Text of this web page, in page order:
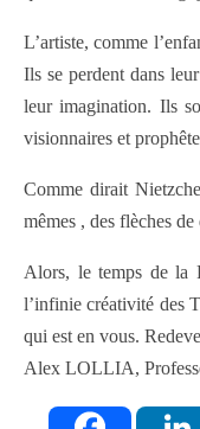
L’artiste, comme
Ils se perdent dans
leur imagination. Ils
visionnaires et
Comme dirait
mêmes , des flèches
Alors, le temps de la
l’infinie créativité des
qui est en vous.
Alex LOLLIA,